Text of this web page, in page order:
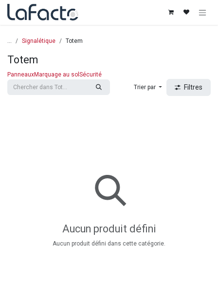
Se rendre au contenu
... Signalétique Totem
Totem
PanneauxMarquage au sol Sécurité
Trier par
Filtres
Aucun produit défini
Aucun produit défini dans cette catégorie.